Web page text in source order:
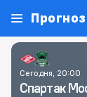
Сегодня, 20:00
Спартак